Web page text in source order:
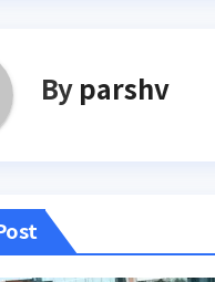
By parshv